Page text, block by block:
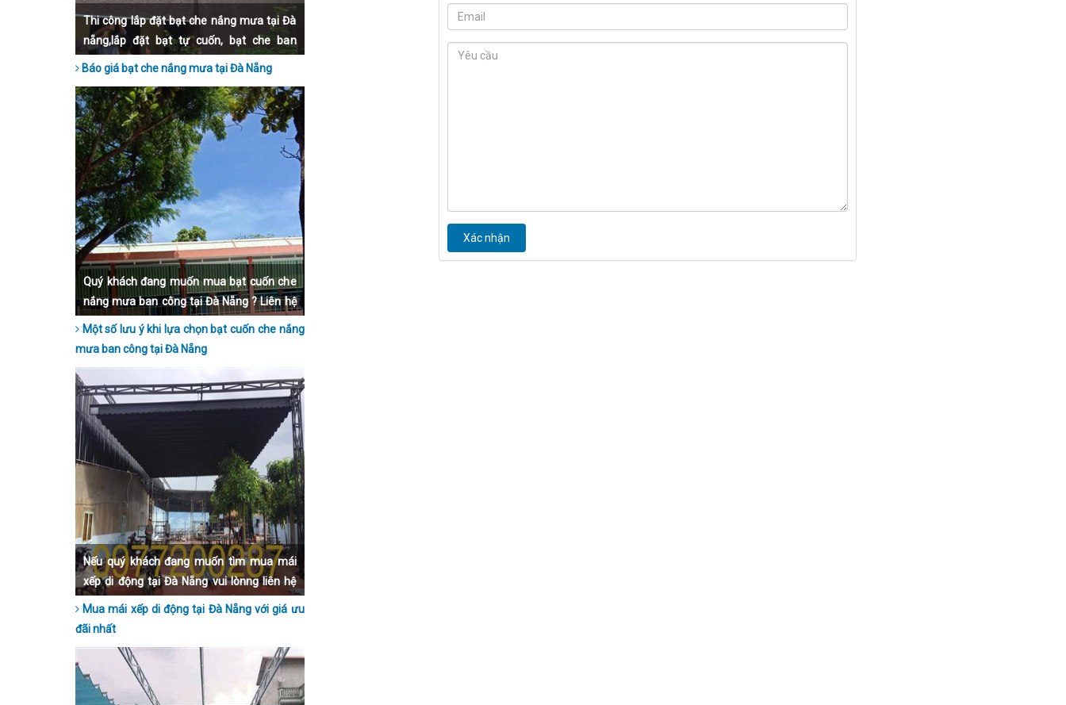
Thi công lắp đặt bạt che nắng mưa tại Đà
nẵng,lắp đặt bạt tự cuốn, bạt che ban
công, bạt mái hiên, bạt xếp, uy tín chất
chóng.
Báo giá bạt che nắng mưa tại Đà Nẵng
Quý khách đang muốn mua bạt cuốn che
nắng mưa ban công tại Đà Nẵng ? Liên hệ
ngay đến Hoà Phát Star qua số hotline để
được tư vấn nhé.
Một số lưu ý khi lựa chọn bạt cuốn che nắng
mưa ban công tại Đà Nẵng
Nếu quý khách đang muốn tìm mua mái
xếp di động tại Đà Nẵng vui lònng liên hệ
qua số hotline 0977200287 để được tư vấn
nhanh nhất nhé.
Mua mái xếp di động tại Đà Nẵng với giá ưu
đãi nhất